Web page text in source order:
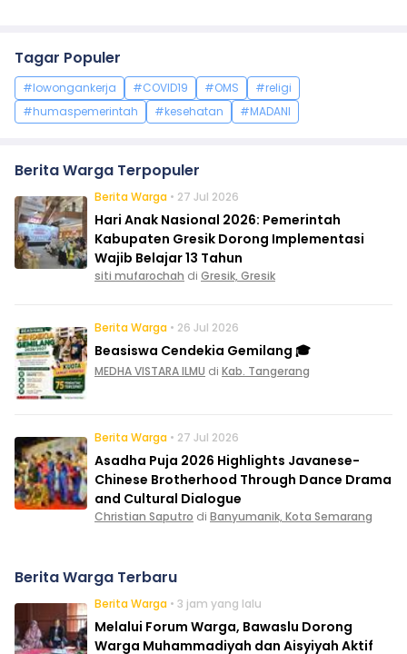
Tagar Populer
#lowongankerja #COVID19 #OMS
#religi
#humaspemerintah
#kesehatan #MADANI
Berita Warga Terpopuler
Berita Warga • 27 Jul 2026
Hari Anak Nasional 2026: Pemerintah
Kabupaten Gresik Dorong Implementasi
Wajib Belajar 13 Tahun
siti mufarochah di Gresik, Gresik
Berita Warga • 26 Jul 2026
Beasiswa Cendekia Gemilang 🎓
MEDHA VISTARA ILMU di Kab. Tangerang
Berita Warga • 27 Jul 2026
Asadha Puja 2026 Highlights Javanese-
Chinese Brotherhood Through Dance Drama
and Cultural Dialogue
Christian Saputro di Banyumanik, Kota Semarang
Berita Warga Terbaru
Berita Warga • 3 jam yang lalu
Melalui Forum Warga, Bawaslu Dorong
Warga Muhammadiyah dan Aisyiyah Aktif